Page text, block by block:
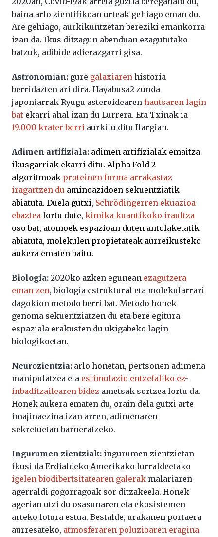
baina arlo zientifikoan urteak gehiago eman du.
Are gehiago, aurkikuntzetan bereziki emankorra
izan da. Ikus ditzagun abenduan ezagututako
batzuk, adibide adierazgarri gisa.
Astronomian: gure galaxiaren historia
berridazten ari dira. Hayabusa2 zunda
japoniarrak Ryugu asteroidearen hautsaren lagin
bat ekarri ahal izan du Lurrera. Eta Txinak ia
19.000 krater berri aurkitu ditu Ilargian.
Adimen artifiziala: adimen artifizialak emaitza
ikusgarriak ekarri ditu. Alpha Fold 2
algoritmoak proteinen forma arrakastaz
iragartzen du aminoazidoen sekuentziatik
abiatuta. Duela gutxi, Schrödingerren ekuazioa
ebaztea lortu dute, kimika kuantikoko iraultza
oso bat, atomoek espazioan duten antolaketatik
abiatuta, molekulen propietateak aurreikusteko
aukera ematen baitu.
Biologia: 2020ko azken egunean ezagutzera
eman zen, biologia estruktural eta molekularrari
dagokion metodo berri bat. Metodo honek
genoma sekuentziatzen du eta bere egitura
espaziala erakusten du ukigabeko lagin
biologikoetan.
Neurozientzia: arlo honetan, pertsonen adimena
manipulatzea eta estimulazio entzefaliko ez-
inbaditzailearen bidez ametsak sortzea lortu da.
Honek aukera ematen du, orain dela gutxi arte
imajinaezina izan arren, adimenaren
sekretuetan barneratzeko.
Ingurumen zientziak: ingurumen zientzietan
ikusi da Erdialdeko Amerikako lurraldeetako
igelen biodibertsitatearen galerak malariaren
agerraldi gogorragoak sor ditzakeela. Honek
agerian utzi du osasunaren eta ekosistemen
arteko lotura estua. Bestalde, urakanen portaera
aurresateko, atmosferaren poluzioaren eragina